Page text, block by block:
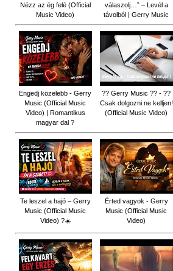
Nézz az ég felé (Official
Music Video)
válaszolj…” – Levél a
távolból | Gerry Music
Engedj közelebb - Gerry
Music (Official Music
Video) | Romantikus
magyar dal ?
?? Gerry Music ?? - ??
Csak dolgozni ne kelljen!
(Official Music Video)
Te leszel a hajó – Gerry
Music (Official Music
Video) ?☀️
Érted vagyok - Gerry
Music (Official Music
Video)